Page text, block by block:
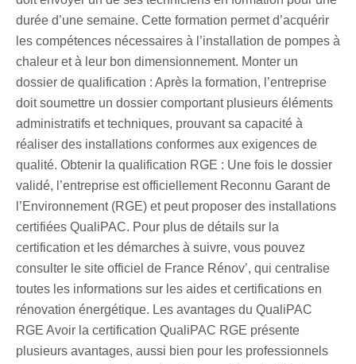
durée d’une semaine. Cette formation permet d’acquérir
les compétences nécessaires à l’installation de pompes à
chaleur et à leur bon dimensionnement. Monter un
dossier de qualification : Après la formation, l’entreprise
doit soumettre un dossier comportant plusieurs éléments
administratifs et techniques, prouvant sa capacité à
réaliser des installations conformes aux exigences de
qualité. Obtenir la qualification RGE : Une fois le dossier
validé, l’entreprise est officiellement Reconnu Garant de
l’Environnement (RGE) et peut proposer des installations
certifiées QualiPAC. Pour plus de détails sur la
certification et les démarches à suivre, vous pouvez
consulter le site officiel de France Rénov’, qui centralise
toutes les informations sur les aides et certifications en
rénovation énergétique. Les avantages du QualiPAC
RGE Avoir la certification QualiPAC RGE présente
plusieurs avantages, aussi bien pour les professionnels